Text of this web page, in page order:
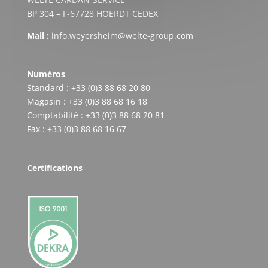
BP 304 – F-67728 HOERDT CEDEX
Mail : info.weyersheim@welte-group.com
Numéros
Standard : +33 (0)3 88 68 20 80
Magasin : +33 (0)3 88 68 16 18
Comptabilité : +33 (0)3 88 68 20 81
Fax : +33 (0)3 88 68 16 67
Certifications